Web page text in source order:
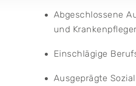
Abgeschlossene
und
Einschlägige
Ausgeprägte